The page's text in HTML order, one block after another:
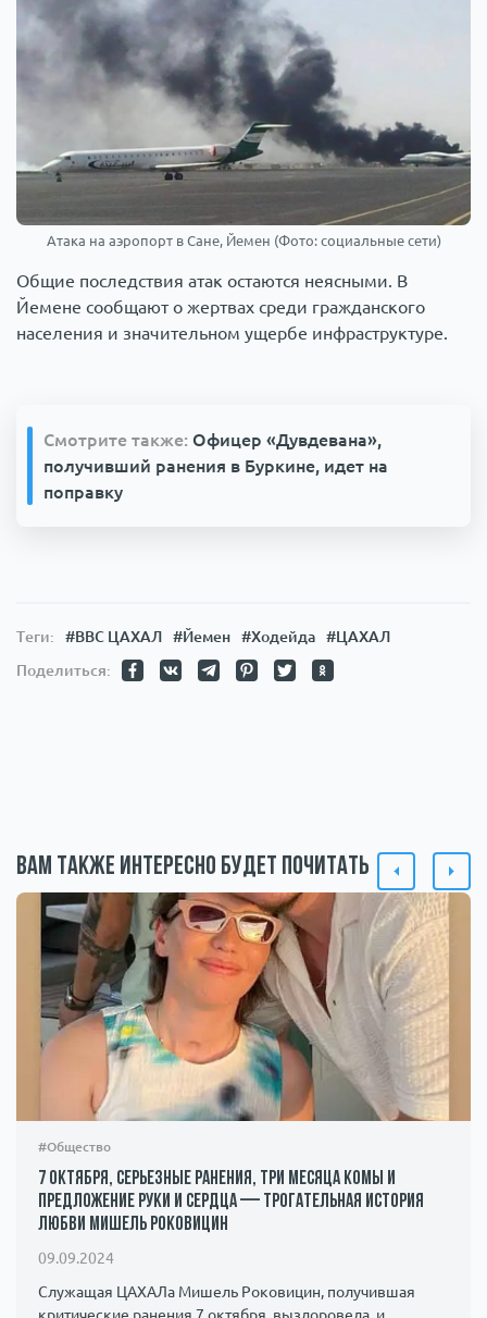
Атака на аэропорт в Сане, Йемен (Фото: социальные сети)
Общие последствия атак остаются неясными. В
Йемене сообщают о жертвах среди гражданского
населения и значительном ущербе инфраструктуре.
Смотрите также: Офицер «Дувдевана»,
получивший ранения в Буркине, идет на
поправку
Теги: #ВВС ЦАХАЛ #Йемен #Ходейда
#ЦАХАЛ
Поделиться:
Вам также интересно будет почитать
#Общество
7 октября, серьезные ранения, три месяца комы и
предложение руки и сердца — трогательная история
любви Мишель Роковицин
09.09.2024
Служащая ЦАХАЛа Мишель Роковицин, получившая